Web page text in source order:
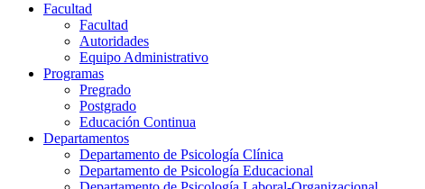
Facultad
Facultad
Autoridades
Equipo Administrativo
Programas
Pregrado
Postgrado
Educación Continua
Departamentos
Departamento de Psicología Clínica
Departamento de Psicología Educacional